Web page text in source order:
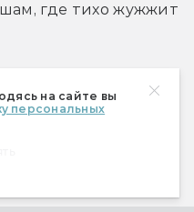
на сайте вы
персональных
где тихо жужжит
чувств, Финист-
выполняя